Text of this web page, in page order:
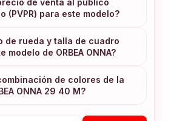
(PVPR) para este modelo?
de rueda y talla de cuadro
modelo de ORBEA ONNA?
de colores de la
ONNA 29 40 M?